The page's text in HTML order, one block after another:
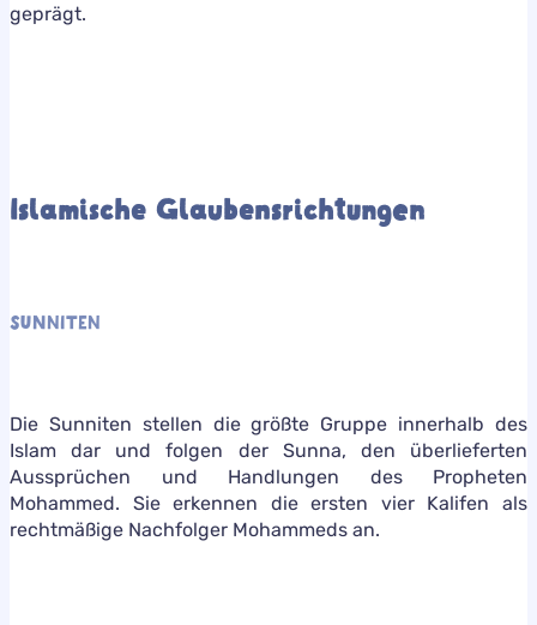
geprägt.
Islamische Glaubensrichtungen
SUNNITEN
Die Sunniten stellen die größte Gruppe innerhalb des
Islam dar und folgen der Sunna, den überlieferten
Aussprüchen und Handlungen des Propheten
Mohammed. Sie erkennen die ersten vier Kalifen als
rechtmäßige Nachfolger Mohammeds an.